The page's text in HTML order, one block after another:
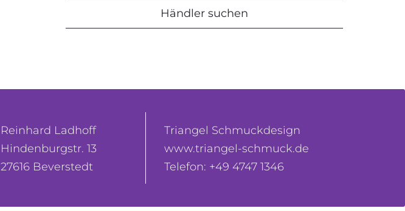
Händler suchen
Reinhard Ladhoff
Hindenburgstr. 13
27616 Beverstedt
Triangel Schmuckdesign
www.triangel-schmuck.de
Telefon: +49 4747 1346